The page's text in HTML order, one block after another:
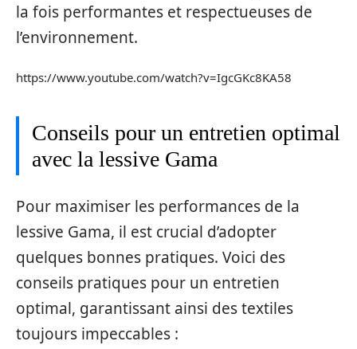
la fois performantes et respectueuses de
l’environnement.
https://www.youtube.com/watch?v=IgcGKc8KA58
Conseils pour un entretien optimal
avec la lessive Gama
Pour maximiser les performances de la
lessive Gama, il est crucial d’adopter
quelques bonnes pratiques. Voici des
conseils pratiques pour un entretien
optimal, garantissant ainsi des textiles
toujours impeccables :